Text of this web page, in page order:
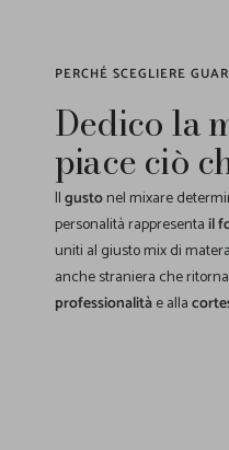
PERCHÉ SCEGLIERE
Dedico la
piace ciò
Ilgustonel mixare
personalità rappresentail
uniti al giusto mix di
anche straniera che
professionalitàe alla